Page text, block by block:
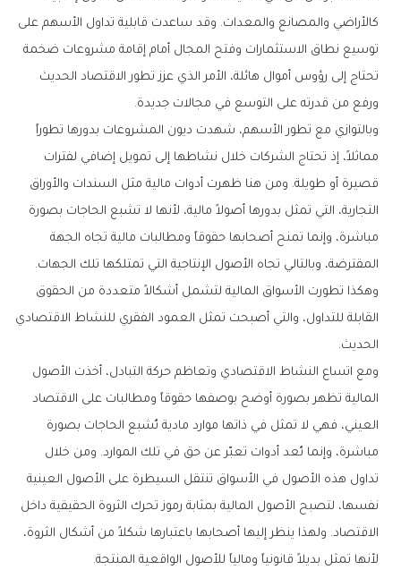
كالأراضي والمصانع والمعدات. وقد ساعدت قابلية تداول الأسهم على
توسيع نطاق الاستثمارات وفتح المجال أمام إقامة مشروعات ضخمة
تحتاج إلى رؤوس أموال هائلة، الأمر الذي عزز تطور الاقتصاد الحديث
ورفع من قدرته على التوسع في مجالات جديدة.
وبالتوازي مع تطور الأسهم، شهدت ديون المشروعات بدورها تطوراً
مماثلاً، إذ تحتاج الشركات خلال نشاطها إلى تمويل إضافي لفترات
قصيرة أو طويلة. ومن هنا ظهرت أدوات مالية مثل السندات والأوراق
التجارية، التي تمثل بدورها أصولاً مالية، لأنها لا تشبع الحاجات بصورة
مباشرة، وإنما تمنح أصحابها حقوقاً ومطالبات مالية تجاه الجهة
المقترضة، وبالتالي تجاه الأصول الإنتاجية التي تمتلكها تلك الجهات.
وهكذا تطورت الأسواق المالية لتشمل أشكالاً متعددة من الحقوق
القابلة للتداول، والتي أصبحت تمثل العمود الفقري للنشاط الاقتصادي
الحديث.
ومع اتساع النشاط الاقتصادي وتعاظم حركة التبادل، أخذت الأصول
المالية تظهر بصورة أوضح بوصفها حقوقاً ومطالبات على الاقتصاد
العيني، فهي لا تمثل في ذاتها موارد مادية تُشبع الحاجات بصورة
مباشرة، وإنما تُعد أدوات تعبّر عن حق في تلك الموارد. ومن خلال
تداول هذه الأصول في الأسواق تنتقل السيطرة على الأصول العينية
نفسها، لتصبح الأصول المالية بمثابة رموز تحرك الثروة الحقيقية داخل
الاقتصاد. ولهذا ينظر إليها أصحابها باعتبارها شكلاً من أشكال الثروة،
لأنها تمثل بديلاً قانونياً ومالياً للأصول الواقعية المنتجة.